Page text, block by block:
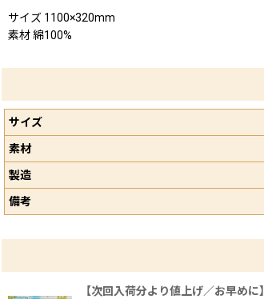
サイズ 1100×320mm
素材 綿100%
サイズ
素材
製造
備考
【次回入荷分より値上げ／お早め